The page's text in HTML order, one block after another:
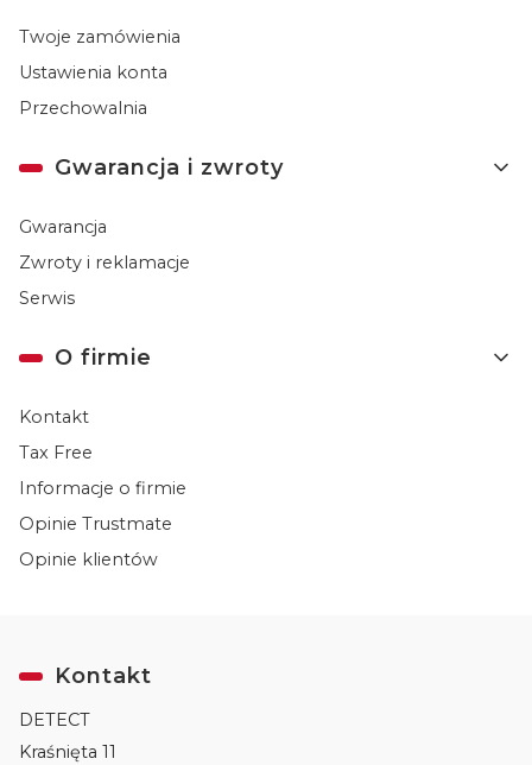
Twoje zamówienia
Ustawienia konta
Przechowalnia
Gwarancja i zwroty
Gwarancja
Zwroty i reklamacje
Serwis
O firmie
Kontakt
Tax Free
Informacje o firmie
Opinie Trustmate
Opinie klientów
Kontakt
DETECT
Kraśnięta 11